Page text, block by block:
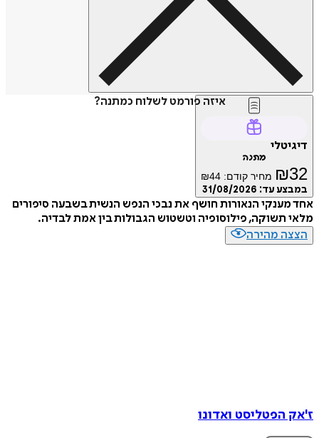
איזה פורמט לשלוח כמתנה?
דיגיטלי
מתנה
₪32 מחיר קודם: ₪44
במבצע עד: 31/08/2026
אחד מענקי הנאורות חושף את נבכי הנפש הנשית בשבעה סיפורים
מלאי תשוקה, פילוסופיה וטשטוש הגבולות בין אמת לבדיה.
הצצה מהירה
ז'אק הפטליסט ואדונו